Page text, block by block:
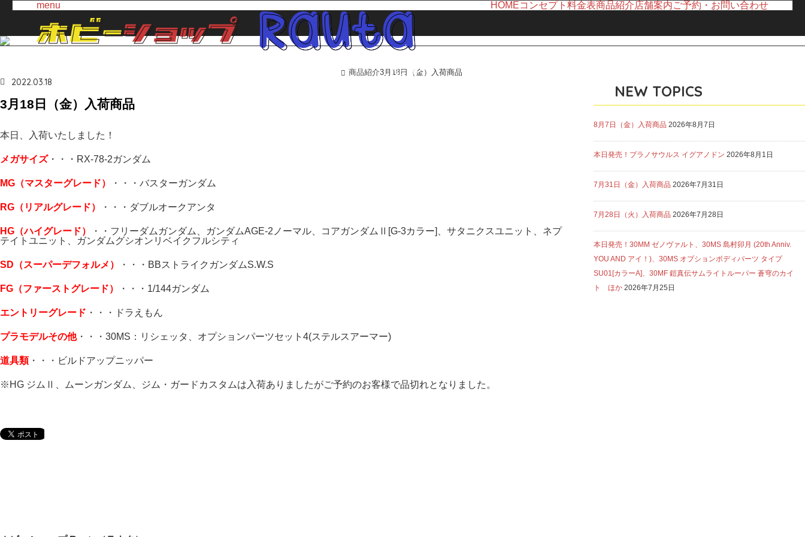
menu HOMEコンセプト 料金表商品紹介店舗案内ご予約・お問い合わせ
LINE UP
ホーム
商品紹介3月18日（金）入荷商品
2022.03.18
3月18日（金）入荷商品
本日、入荷いたしました！
メガサイズ・・・RX-78-2ガンダム
MG（マスターグレード） ・・・バスターガンダム
RG（リアルグレード） ・・・ダブルオークアンタ
HG（ハイグレード）
・・フリーダムガンダム、ガンダムAGE-2ノーマル、コアガンダムⅡ[G-3カラー]、サタニクスユニット、ネプ
テイトユニット、ガンダムグシオンリベイクフルシティ
SD（スーパーデフォルメ） ・・・BBストライクガンダムS.W.S
FG（ファーストグレード） ・・・1/144ガンダム
エントリーグレード ・・・ドラえもん
プラモデルその他・・・30MS：リシェッタ、オプションパーツセット4(ステルスアーマー)
道具類・・・ビルドアップニッパー
※HG ジムⅡ、ムーンガンダム、ジム・ガードカスタムは入荷ありましたがご予約のお客様で品切れとなりました。
NEW TOPICS
8月7日（金）入荷商品 2026年8月7日
本日発売！プラノサウルス イグアノドン 2026年8月1日
7月31日（金）入荷商品 2026年7月31日
7月28日（火）入荷商品 2026年7月28日
本日発売！30MM ゼノヴァルト、30MS 島村卯月 (20th Anniv.
YOU AND アイ！)、30MS オプションボディパーツ タイプ
SU01[カラーA]、30MF 鎧真伝サムライトルーパー 蒼穹のカイ
ト ほか 2026年7月25日